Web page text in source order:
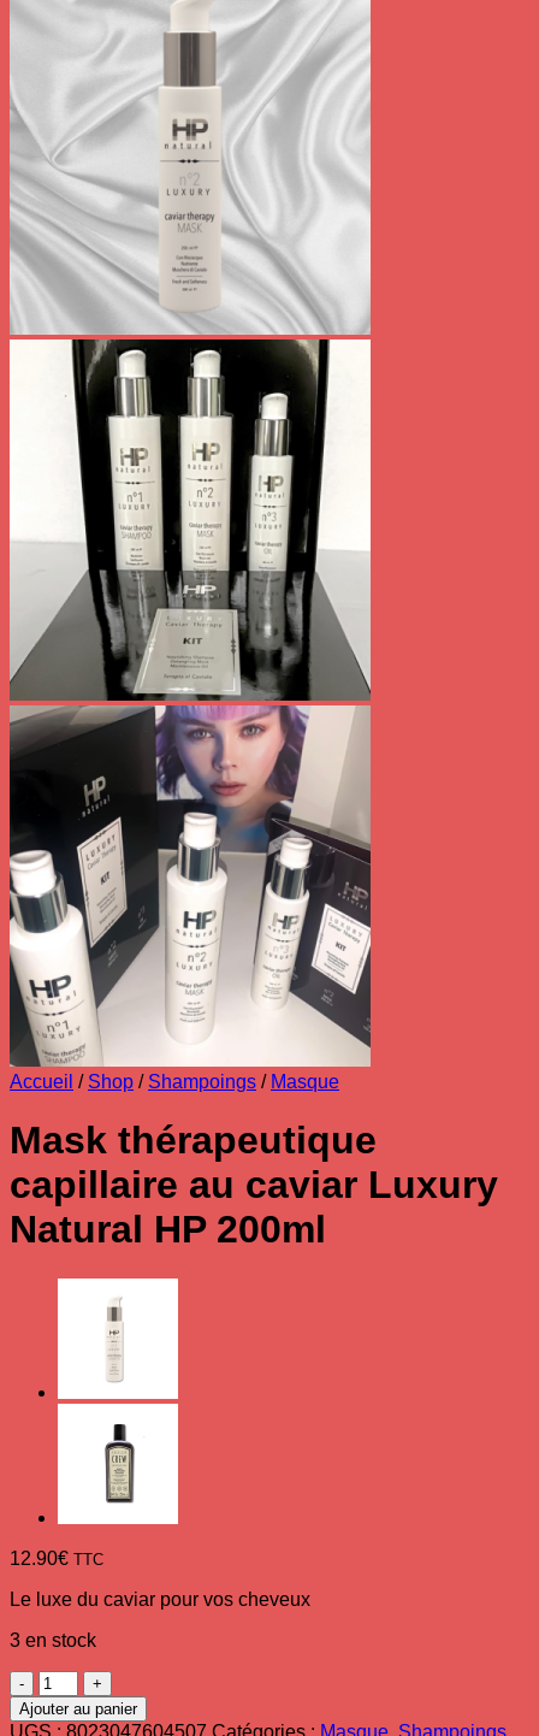
Accueil / Shop / Shampoings / Masque
Mask thérapeutique
capillaire au caviar Luxury
Natural HP 200ml
12.90€ TTC
Le luxe du caviar pour vos cheveux
3 en stock
quantité
de
Mask
Ajouter au panier
UGS : 8023047604507 Catégories : Masque Shampoings